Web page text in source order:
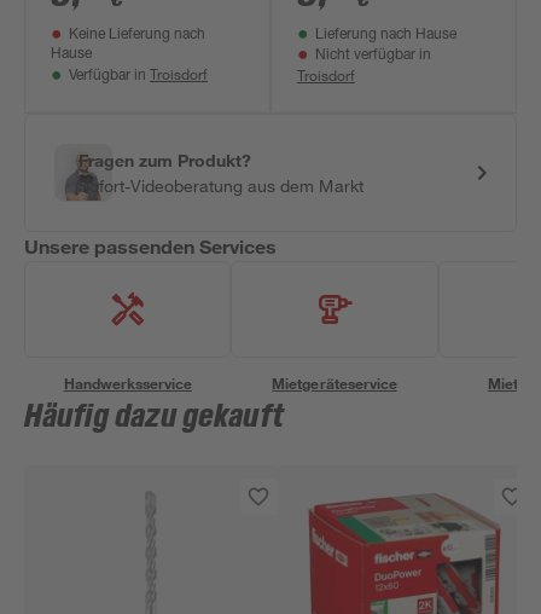
Keine Lieferung nach
Hause
Verfügbar in Troisdorf
Lieferung nach Hause
Nicht verfügbar in
Troisdorf
Fragen zum Produkt?
Sofort-Videoberatung aus dem Markt
Unsere passenden Services
Handwerksservice Mietgeräteservice
Häufig dazu gekauft